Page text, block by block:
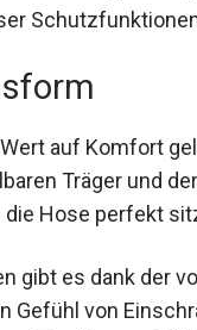
auf Komfort
Träger
die Hose
gibt es dank der
Gefühl von